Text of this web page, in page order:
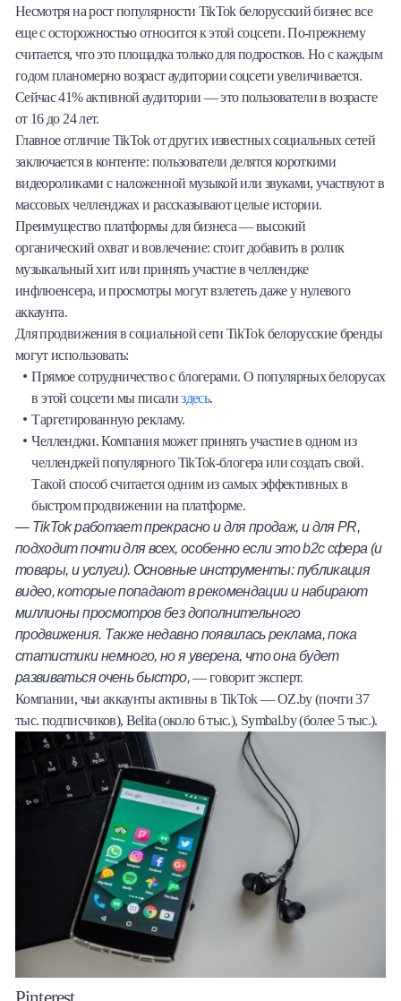
Несмотря на рост популярности TikTok белорусский бизнес все
еще с осторожностью относится к этой соцсети. По-прежнему
считается, что это площадка только для подростков. Но с каждым
годом планомерно возраст аудитории соцсети увеличивается.
Сейчас 41% активной аудитории — это пользователи в возрасте
от 16 до 24 лет.
Главное отличие TikTok от других известных социальных сетей
заключается в контенте: пользователи делятся короткими
видеороликами с наложенной музыкой или звуками, участвуют в
массовых челленджах и рассказывают целые истории.
Преимущество платформы для бизнеса ― высокий
органический охват и вовлечение: стоит добавить в ролик
музыкальный хит или принять участие в челлендже
инфлюенсера, и просмотры могут взлететь даже у нулевого
аккаунта.
Для продвижения в социальной сети TikTok белорусские бренды
могут использовать:
Прямое сотрудничество с блогерами. О популярных белорусах
в этой соцсети мы писализдесь.
Таргетированную рекламу.
Челленджи. Компания может принять участие в одном из
челленджей популярного TikTok-блогера или создать свой.
Такой способ считается одним из самых эффективных в
быстром продвижении на платформе.
— TikTok работает прекрасно и для продаж, и для PR,
подходит почти для всех, особенно если это b2c сфера (и
товары, и услуги). Основные инструменты: публикация
видео, которые попадают в рекомендации и набирают
миллионы просмотров без дополнительного
продвижения. Также недавно появилась реклама, пока
статистики немного, но я уверена, что она будет
развиваться очень быстро,— говорит эксперт.
Компании, чьи аккаунты активны в TikTok — OZ.by (почти 37
тыс. подписчиков), Belita (около 6 тыс.), Symbal.by (более 5 тыс.).